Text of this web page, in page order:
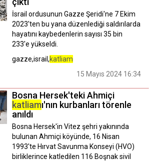
İsrail ordusunun Gazze Şeridi'ne 7 Ekim
2023'ten bu yana düzenlediği saldırılarda
hayatını kaybedenlerin sayısı 35 bin
233'e yükseldi.
gazze,israil,katliam
15 Mayıs 2024 16:34
Bosna Hersek'teki Ahmiçi
katliamı'nın kurbanları törenle
anıldı
Bosna Hersek'in Vitez şehri yakınında
bulunan Ahmiçi köyünde, 16 Nisan
1993'te Hırvat Savunma Konseyi (HVO)
birliklerince katledilen 116 Boşnak sivil